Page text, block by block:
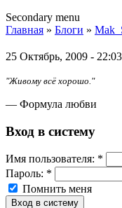
Secondary menu
Главная » Блоги »
25 Октябрь, 2009 -
"Живому всё хорошо."
— Формула любви
Вход в систему
Имя пoльзовaтeля: *
Пароль: *
Помнить меня